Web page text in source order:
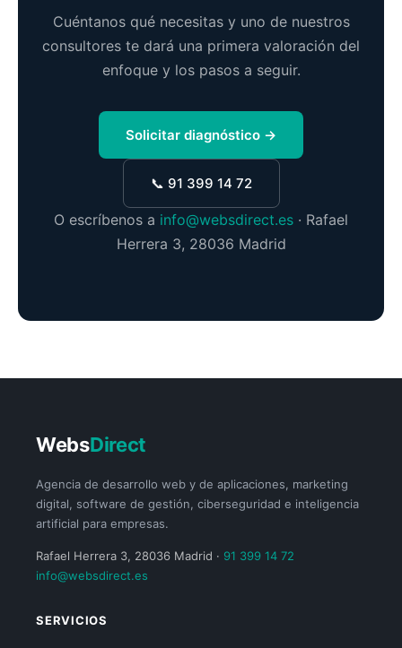
Cuéntanos qué necesitas y uno de nuestros
consultores te dará una primera valoración del
enfoque y los pasos a seguir.
Solicitar diagnóstico →
📞 91 399 14 72
O escríbenos a info@websdirect.es · Rafael
Herrera 3, 28036 Madrid
WebsDirect
Agencia de desarrollo web y de aplicaciones, marketing
digital, software de gestión, ciberseguridad e inteligencia
artificial para empresas.
Rafael Herrera 3, 28036 Madrid · 91 399 14 72
info@websdirect.es
SERVICIOS